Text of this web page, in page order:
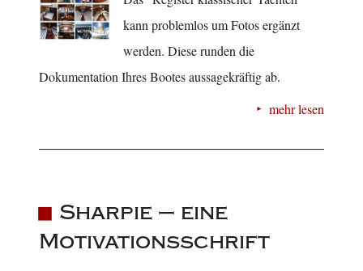
kann problemlos um Fotos ergänzt
werden. Diese runden die
Dokumentation Ihres Bootes aussagekräftig ab.
mehr lesen
Sharpie – eine
Motivationsschrift